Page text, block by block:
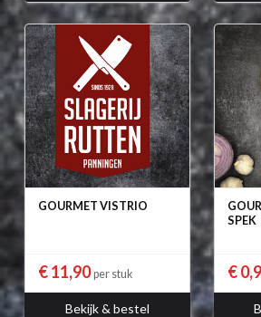
GOURMET VISTRIO
€ 11,90per stuk
Bekijk & bestel
SPEK
€